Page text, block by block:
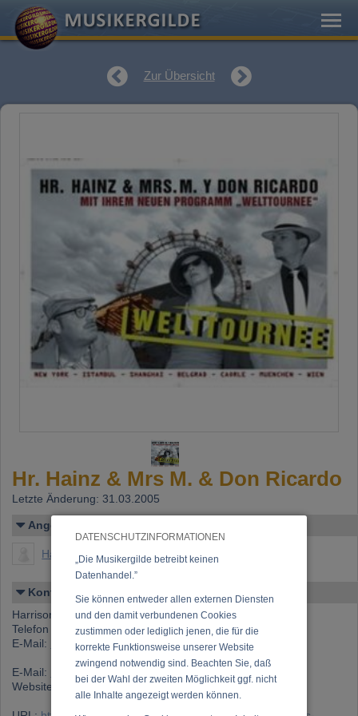
DATENSCHUTZINFORMATIONEN
„Die Musikergilde betreibt keinen
Datenhandel.”
Sie können entweder allen externen Diensten
und den damit verbundenen Cookies
zustimmen oder lediglich jenen, die für die
korrekte Funktionsweise unserer Website
zwingend notwendig sind. Beachten Sie, daß
bei der Wahl der zweiten Möglichkeit ggf. nicht
alle Inhalte angezeigt werden können.
Zur Übersicht
Hr. Hainz & Mrs M. & Don Ricardo
Letzte Änderung: 31.03.2005
Angelegt von
Harrison, Marcus
Kontakt
Harrison, Marcus
Telefon 1: +43 (0)699 111 67 900
E-Mail:
marcus.harrison@gmx.net
E-Mail:
hrhainz_mrsm_donricardo@utanet
Website:
www.musicomedy.net